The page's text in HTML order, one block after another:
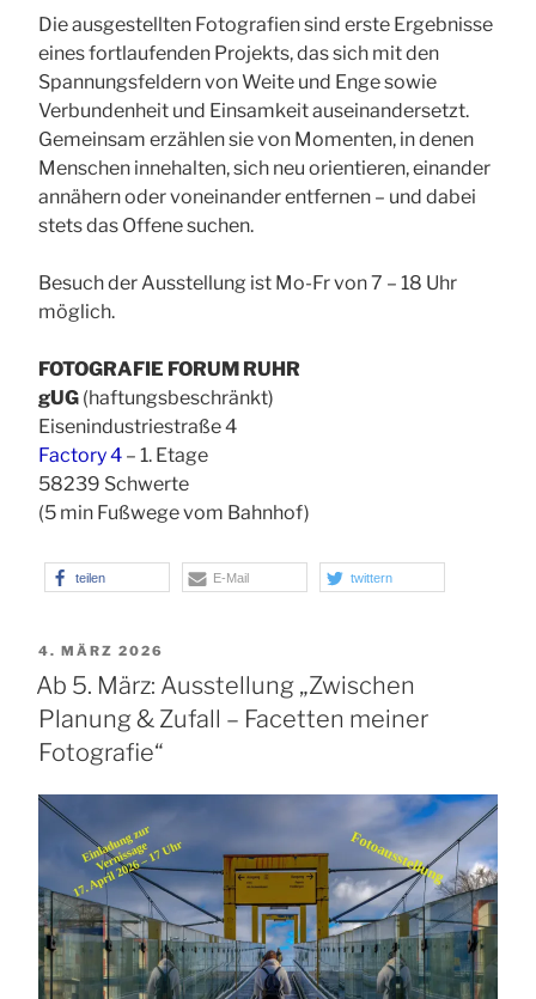
Die ausgestellten Fotografien sind erste Ergebnisse
eines fortlaufenden Projekts, das sich mit den
Spannungsfeldern von Weite und Enge sowie
Verbundenheit und Einsamkeit auseinandersetzt.
Gemeinsam erzählen sie von Momenten, in denen
Menschen innehalten, sich neu orientieren, einander
annähern oder voneinander entfernen – und dabei
stets das Offene suchen.
Besuch der Ausstellung ist Mo-Fr von 7 – 18 Uhr
möglich.
FOTOGRAFIE FORUM RUHR
gUG (haftungsbeschränkt)
Eisenindustriestraße 4
Factory 4 – 1. Etage
58239 Schwerte
(5 min Fußwege vom Bahnhof)
teilen E-Mail twittern
VERÖFFENTLICHT
AM
4. MÄRZ 2026
Ab 5. März: Ausstellung „Zwischen
Planung & Zufall – Facetten meiner
Fotografie“